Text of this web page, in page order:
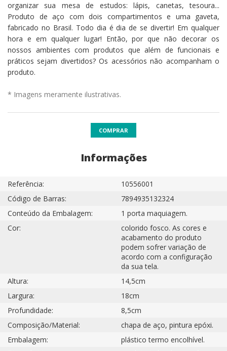
organizar sua mesa de estudos: lápis, canetas, tesoura...
Produto de aço com dois compartimentos e uma gaveta,
fabricado no Brasil. Todo dia é dia de se divertir! Em qualquer
hora e em qualquer lugar! Então, por que não decorar os
nossos ambientes com produtos que além de funcionais e
práticos sejam divertidos? Os acessórios não acompanham o
produto.
* Imagens meramente ilustrativas.
COMPRAR
Informações
Referência:
10556001
Código de Barras:
7894935132324
Conteúdo da Embalagem:
1 porta maquiagem.
Cor:
colorido fosco. As cores e
acabamento do produto
podem sofrer variação de
acordo com a configuração
da sua tela.
Altura:
14,5cm
Largura:
18cm
Profundidade:
8,5cm
Composição/Material:
chapa de aço, pintura epóxi.
Embalagem:
plástico termo encolhível.